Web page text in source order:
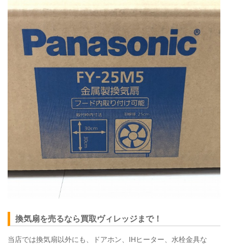
換気扇を売るなら買取ヴィレッジまで！
当店では換気扇以外にも、ドアホン、IHヒーター、水栓金具な